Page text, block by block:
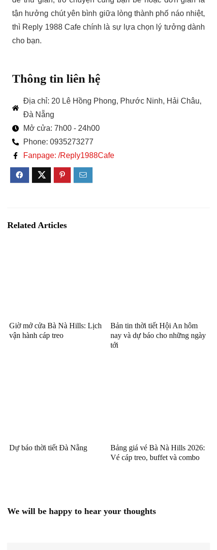
tận hưởng chút yên bình giữa lòng thành phố náo nhiệt,
thì Reply 1988 Cafe chính là sự lựa chọn lý tưởng dành
cho bạn.
Thông tin liên hệ
Địa chỉ: 20 Lê Hồng Phong, Phước Ninh, Hải Châu,
Đà Nẵng
Mở cửa: 7h00 - 24h00
Phone: 0935273277
Fanpage: /Reply1988Cafe
Related Articles
Giờ mở cửa Bà Nà Hills: Lịch
vận hành cáp treo
Bản tin thời tiết Hội An hôm
nay và dự báo cho những ngày
tới
Dự báo thời tiết Đà Nẵng
Bảng giá vé Bà Nà Hills 2026:
Vé cáp treo, buffet và combo
We will be happy to hear your thoughts